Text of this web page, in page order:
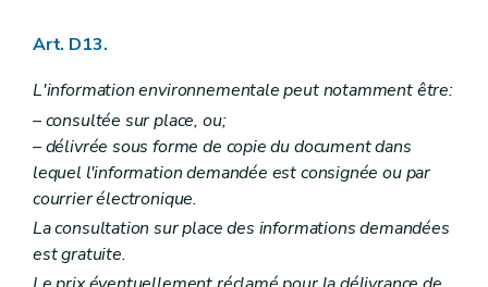
Art. D13.
L'information environnementale peut notamment être:
– consultée sur place, ou;
– délivrée sous forme de copie du document dans
lequel l'information demandée est consignée ou par
courrier électronique.
La consultation sur place des informations demandées
est gratuite.